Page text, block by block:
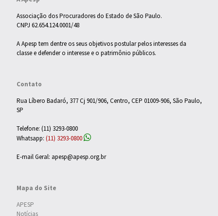
Associação dos Procuradores do Estado de São Paulo.
CNPJ 62.654.124.0001/48
A Apesp tem dentre os seus objetivos postular pelos interesses da
classe e defender o interesse e o patrimônio públicos.
Contato
Rua Líbero Badaró, 377 Cj 901/906, Centro, CEP 01009-906, São Paulo,
SP
Telefone: (11) 3293-0800
Whatsapp: (11) 3293-0800
E-mail Geral: apesp@apesp.org.br
Mapa do Site
APESP
Notícias